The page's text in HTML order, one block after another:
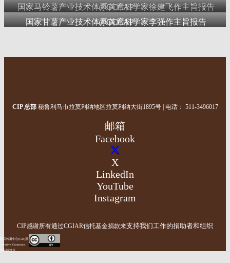
国家马铃薯产业技术体系首席科学家徐建飞作主旨报告@CCCAP
国家甘薯产业技术体系首席科学家李强作主旨报告@CCCAP
CIP 总部 秘鲁利马市拉莫利纳地区拉莫利纳大街1895号| 电话： 511-3496017
邮箱
Facebook
X
LinkedIn
YouTube
Instagram
CIP感谢所有通过CGIAR信托基金捐款来支持我们工作的捐助者和组织
马铃薯中心(CIP)所
Commons
际版协议。